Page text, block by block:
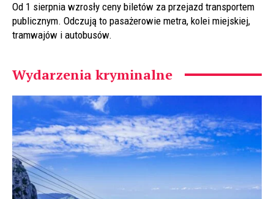
Od 1 sierpnia wzrosły ceny biletów za przejazd transportem
publicznym. Odczują to pasażerowie metra, kolei miejskiej,
tramwajów i autobusów.
Wydarzenia kryminalne